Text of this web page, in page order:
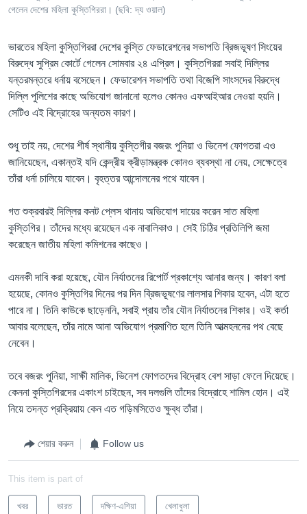
গেলেন দেশের মহিলা কুস্তিগিররা। (ছবি: দ্য ওয়াল)
ভারতের মহিলা কুস্তিগিররা দেশের কুস্তি ফেডারেশনের সভাপতি ব্রিজভূষণ সিংয়ের
বিরুদ্ধে সুপ্রিম কোর্টে গেলেন সোমবার ২৪ এপ্রিল। কুস্তিগিররা সবাই দিল্লির
যন্তরমন্তরে ধর্নায় বসেছেন। ফেডারেশন সভাপতি তথা বিজেপি সাংসদের বিরুদ্ধে
দিল্লি পুলিশের কাছে অভিযোগ জানানো হলেও কোনও এফআইআর নেওয়া হয়নি।
সেটিও এই বিদ্রোহের অন্যতম কারণ।
শুধু তাই নয়, দেশের শীর্ষ স্থানীয় কুস্তিগীর বজরং পুনিয়া ও ভিনেশ ফোগতরা এও
জানিয়েছেন, একান্তই যদি কেন্দ্রীয় ক্রীড়ামন্ত্রক কোনও ব্যবস্থা না নেয়, সেক্ষেত্রে
তাঁরা ধর্না চালিয়ে যাবেন। বৃহত্তর আন্দোলনের পথে যাবেন।
গত শুক্রবারই দিল্লির কনট প্লেস থানায় অভিযোগ দায়ের করেন সাত মহিলা
কুস্তিগির। তাঁদের মধ্যে রয়েছেন এক নাবালিকাও। সেই চিঠির প্রতিলিপি জমা
করেছেন জাতীয় মহিলা কমিশনের কাছেও।
এমনকী দাবি করা হয়েছে, যৌন নির্যাতনের রিপোর্ট প্রকাশ্যে আনার জন্য। কারণ বলা
হয়েছে, কোনও কুস্তিগির দিনের পর দিন ব্রিজভূষণের লালসার শিকার হবেন, এটা হতে
পারে না। তিনি কাউকে ছাড়েননি, সবাই প্রায় তাঁর যৌন নির্যাতনের শিকার। ওই কর্তা
আবার বলেছেন, তাঁর নামে আনা অভিযোগ প্রমাণিত হলে তিনি আত্মহননের পথ বেছে
নেবেন।
তবে বজরং পুনিয়া, সাক্ষী মালিক, ভিনেশ ফোগতদের বিদ্রোহ বেশ সাড়া ফেলে দিয়েছে।
কেননা কুস্তিগিরদের একাংশ চাইছেন, সব দলগুলি তাঁদের বিদ্রোহে শামিল হোন। এই
নিয়ে তদন্ত প্রক্রিয়ায় কেন এত গড়িমসিতেও ক্ষুব্ধ তাঁরা।
শেয়ার করুন Follow us
This item is part of
খবর ভারত দক্ষিণ-এশিয়া খেলাধুলা